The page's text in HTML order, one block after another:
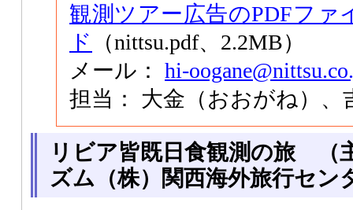
観測ツアー広告のPDFファ
ド
（nittsu.pdf、2.2MB）
メール： hi-
担当： 大金（おおがね）、
リビア皆既日食観測の旅 （
ズム（株）関西海外旅行セン